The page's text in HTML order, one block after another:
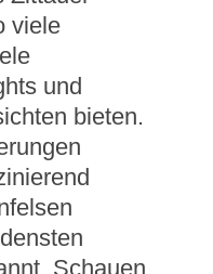
viele
und
bieten.
Schauen